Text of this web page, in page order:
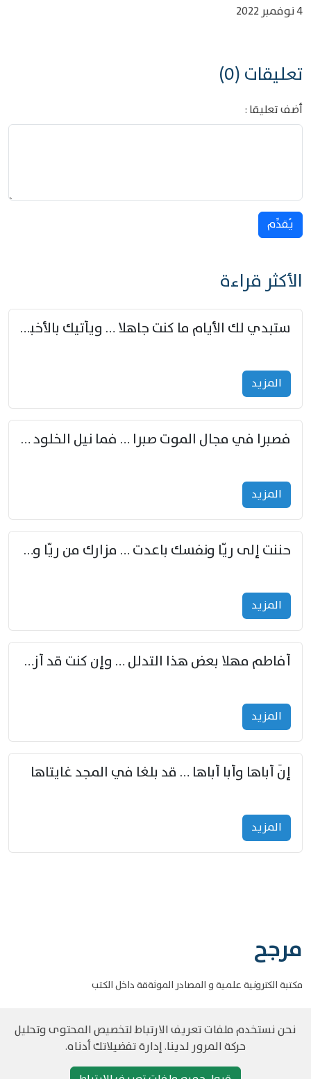
4 نوفمبر 2022
تعليقات (0)
أضف تعليقا :
يُقدِّم
الأكثر قراءة
ستبدي لك الأيام ما كنت جاهلا … ويأتيك بالأخبار من لم تزوّد
المزید
فصبرا في مجال الموت صبرا … فما نيل الخلود بمستطاع
المزید
حننت إلى ريّا ونفسك باعدت … مزارك من ريّا وشعباكما معا
المزید
أفاطم مهلا بعض هذا التدلل … وإن كنت قد أزمعت صرمي فأجملي
المزید
إنّ أباها وأبا أباها … قد بلغا في المجد غايتاها
المزید
مرجح
مكتبة الكترونية علمية و المصادر الموثةقة داخل الكتب
حقوق الطبع والنشر مرجح جميع الحقوق محفوظةسياسة و الخصوصية
نحن نستخدم ملفات تعريف الارتباط لتخصيص المحتوى وتحليل
حركة المرور لدينا. إدارة تفضيلاتك أدناه.